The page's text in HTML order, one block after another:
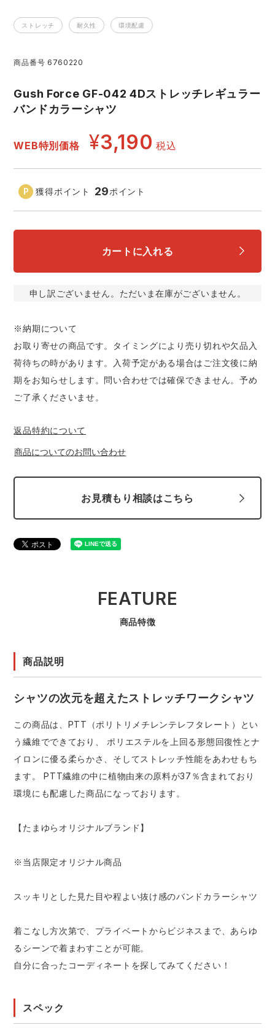
つなぎ
電熱ウェア・ヒートウェア
刺繍・プリント加工対象商品
コーコス ランキング
アイトス ランキング
作業着
ニット
カジュアル
ニオイクリア タカヤ商事
エアークラフト
セロリー 大阪支店
アタックベース サンエス
スターライト工業 東洋物産工業
藤井電工
ストレッチ 耐久性 環境配慮
商品番号 6760220
Gush Force GF-042 4Dストレッチレギュラー
バンドカラーシャツ
WEB特別価格 ¥3,190 税込
獲得ポイント 29ポイント
カートに入れる
申し訳ございません。ただいま在庫がございません。
※納期について
お取り寄せの商品です。タイミングにより売り切れや欠品入
荷待ちの時があります。入荷予定がある場合はご注文後に納
期をお知らせします。問い合わせでは確保できません。予め
ご了承くださいませ。
返品特約について
商品についてのお問い合わせ
お見積もり相談はこちら
FEATURE
商品特徴
商品説明
シャツの次元を超えたストレッチワークシャツ
この商品は、PTT（ポリトリメチレンテレフタレート）とい
う繊維でできており、 ポリエステルを上回る形態回復性とナ
イロンに優る柔らかさ、そしてストレッチ性能をあわせもち
ます。 PTT繊維の中に植物由来の原料が37％含まれており
環境にも配慮した商品になっております。
【たまゆらオリジナルブランド】
※当店限定オリジナル商品
スッキリとした見た目や程よい抜け感のバンドカラーシャツ
着こなし方次第で、プライベートからビジネスまで、あらゆ
るシーンで着まわすことが可能。
自分に合ったコーディネートを探してみてください！
スペック